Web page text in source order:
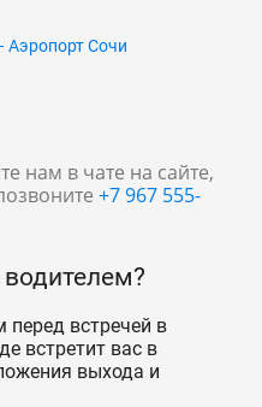
Аэропорт Сочи
нам в чате на сайте,
+7 967 555-
водителем?
перед встречей в
встретит вас в
выхода и